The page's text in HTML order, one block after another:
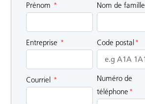
Prénom * Nom de famille
Entreprise * Code postal *
Courriel *
Numéro de
téléphone *